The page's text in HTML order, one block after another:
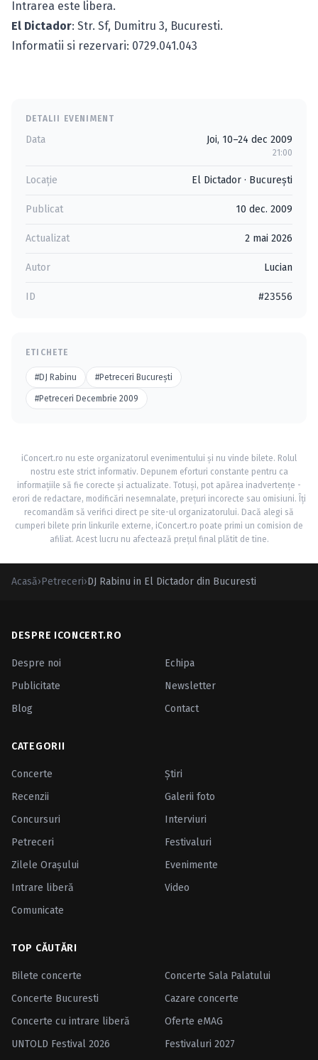
Intrarea este libera.
El Dictador: Str. Sf, Dumitru 3, Bucuresti.
Informatii si rezervari: 0729.041.043
DETALII EVENIMENT
Data Joi, 10–24 dec 2009
21:00
Locație El Dictador · Bucureşti
Publicat 10 dec. 2009
Actualizat 2 mai 2026
Autor Lucian
ID #23556
ETICHETE
#DJ Rabinu #Petreceri Bucureşti
#Petreceri Decembrie 2009
iConcert.ro nu este organizatorul evenimentului și nu vinde bilete. Rolul
nostru este strict informativ. Depunem eforturi constante pentru ca
informațiile să fie corecte și actualizate. Totuși, pot apărea inadvertențe -
erori de redactare, modificări nesemnalate, prețuri incorecte sau omisiuni. Îți
recomandăm să verifici direct pe site-ul organizatorului. Dacă alegi să
cumperi bilete prin linkurile externe, iConcert.ro poate primi un comision de
afiliat. Acest lucru nu afectează prețul final plătit de tine.
Acasă›Petreceri›DJ Rabinu in El Dictador din Bucuresti
DESPRE ICONCERT.RO
Despre noi
Echipa
Publicitate
Newsletter
Blog
Contact
CATEGORII
Concerte
Ştiri
Recenzii
Galerii foto
Concursuri
Interviuri
Petreceri
Festivaluri
Zilele Oraşului
Evenimente
Intrare liberă
Video
Comunicate
TOP CĂUTĂRI
Bilete concerte
Concerte Sala Palatului
Concerte Bucuresti
Cazare concerte
Concerte cu intrare liberă
Oferte eMAG
UNTOLD Festival 2026
Festivaluri 2027